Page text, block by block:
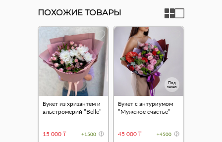
ПОХОЖИЕ ТОВАРЫ
Букет из хризантем и
альстромерий "Belle"
15 000 ₸ +1500
Под
заказ
Букет с антуриумом
"Мужское счастье"
45 000 ₸ +4500